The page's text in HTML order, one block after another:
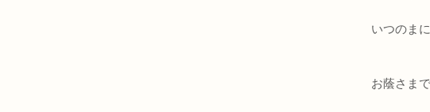
いつのま
お蔭さま